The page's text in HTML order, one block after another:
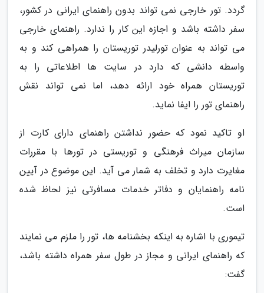
گردد. تور خارجی نمی تواند بدون راهنمای ایرانی در کشور،
سفر داشته باشد و اجازه این کار را ندارد. راهنمای خارجی
می تواند به عنوان تورلیدر توریستان را همراهی کند و به
واسطه دانشی که دارد در سایت ها اطلاعاتی را به
توریستان همراه خود ارائه دهد، اما نمی تواند نقش
راهنمای تور را ایفا نماید.
او تاکید نمود که حضور نداشتن راهنمای دارای کارت از
سازمان میراث فرهنگی و توریستی در تورها با مقررات
مغایرت دارد و تخلف به شمار می آید. این موضوع در آیین
نامه راهنمایان و دفاتر خدمات مسافرتی نیز لحاظ شده
است.
تیموری با اشاره به اینکه بخشنامه ها، تور را ملزم می نمایند
که راهنمای ایرانی و مجاز در طول سفر همراه داشته باشد،
گفت: